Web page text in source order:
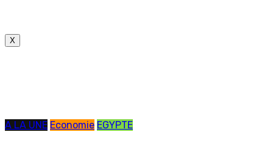
X
A LA UNE Economie EGYPTE